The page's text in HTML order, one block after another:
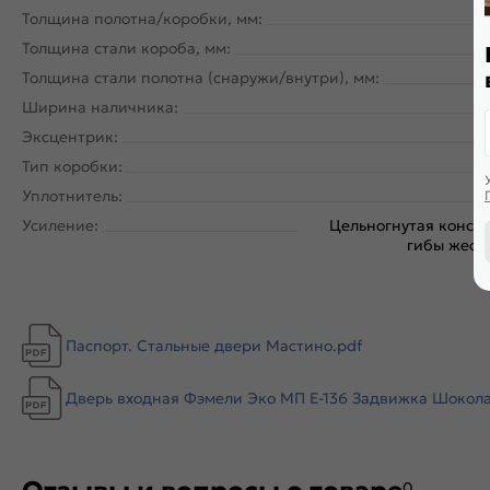
Толщина полотна/коробки, мм:
Толщина стали короба, мм:
Толщина стали полотна (снаружи/внутри), мм:
Ширина наличника:
Эксцентрик:
Тип коробки:
Уплотнитель:
Усиление:
Цельногнутая
гибы
Паспорт. Стальные двери Мастино.pdf
Дверь входная Фэмели Эко МП E-136 Задвижка